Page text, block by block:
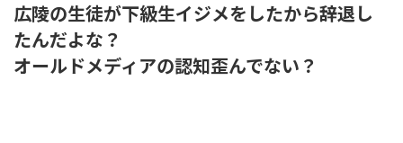
広陵の生徒が下級生イジメをしたから辞退し
たんだよな？
オールドメディアの認知歪んでない？